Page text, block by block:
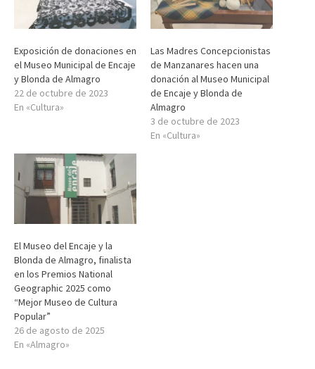
Exposición de donaciones en
el Museo Municipal de Encaje
y Blonda de Almagro
22 de octubre de 2023
En «Cultura»
Las Madres Concepcionistas
de Manzanares hacen una
donación al Museo Municipal
de Encaje y Blonda de
Almagro
3 de octubre de 2023
En «Cultura»
El Museo del Encaje y la
Blonda de Almagro, finalista
en los Premios National
Geographic 2025 como
“Mejor Museo de Cultura
Popular”
26 de agosto de 2025
En «Almagro»